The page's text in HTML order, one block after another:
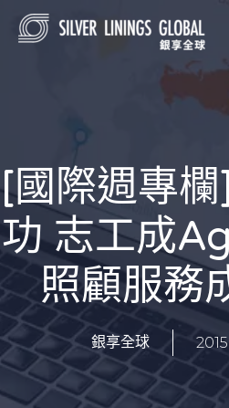
[國際週專
功 志工成
照顧服務
銀享全球